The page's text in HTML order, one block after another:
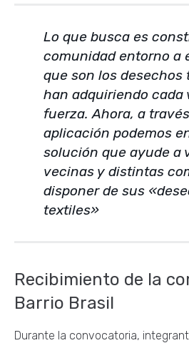
Lo que busca es
comunidad entorno a
que son los desechos
han adquiriendo cada
fuerza. Ahora, a
aplicación podemos
solución que ayude a
vecinas y distintas
disponer de sus
textiles»
Recibimiento de la
Barrio Brasil
Durante la convocatoria,